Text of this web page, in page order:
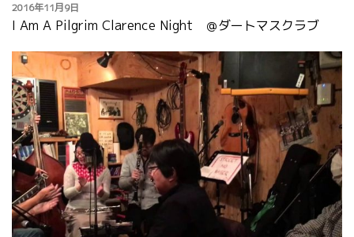
2016年11月9日
I Am A Pilgrim Clarence Night ＠ダートマスクラブ